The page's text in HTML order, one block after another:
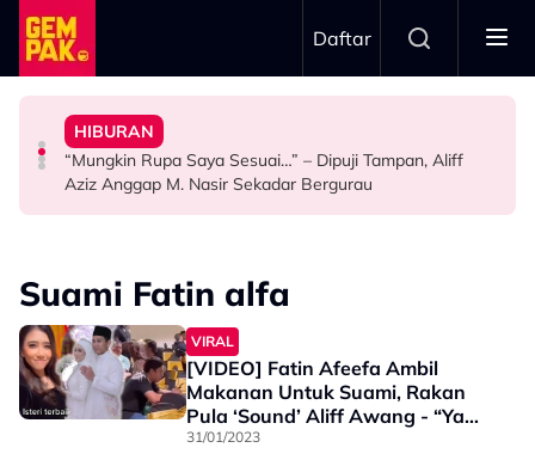
Skip to main content
Daftar
HIBURAN
The Tomei Girls: Satu Wanita, Pelbagai Ekspresi
HIBURAN
“Mungkin Rupa Saya Sesuai…” – Dipuji Tampan, Aliff
Aziz Anggap M. Nasir Sekadar Bergurau
HIBURAN
Iqbal Tolak Tawaran Gimik Bercinta Dengan Artis Cantik
& Popular - “Saya Tak Mahu Main Perasaan Orang
HIBURAN
Afiq Sky Hadiahkan Buah Tangan Buat Syafinaz
Selamat, Kenang Jasa Selamatkan Daripada
Penyingkiran Di Big Stage ALPHA
Suami Fatin alfa
VIRAL
[VIDEO] Fatin Afeefa Ambil
Makanan Untuk Suami, Rakan
Pula ‘Sound’ Aliff Awang - “Ya
Allah, Tak Boleh Pakai Betul…”
31/01/2023